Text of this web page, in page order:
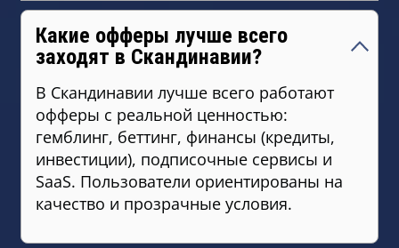
Какие офферы лучше всего
заходят в Скандинавии?
В Скандинавии лучше всего работают
офферы с реальной ценностью:
гемблинг, беттинг, финансы (кредиты,
инвестиции), подписочные сервисы и
SaaS. Пользователи ориентированы на
качество и прозрачные условия.